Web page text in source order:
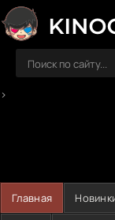
>
Главная